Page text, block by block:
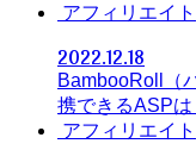
アフィリエイト
2022.12.18
BambooRoll（
携できるASPは
アフィリエイト